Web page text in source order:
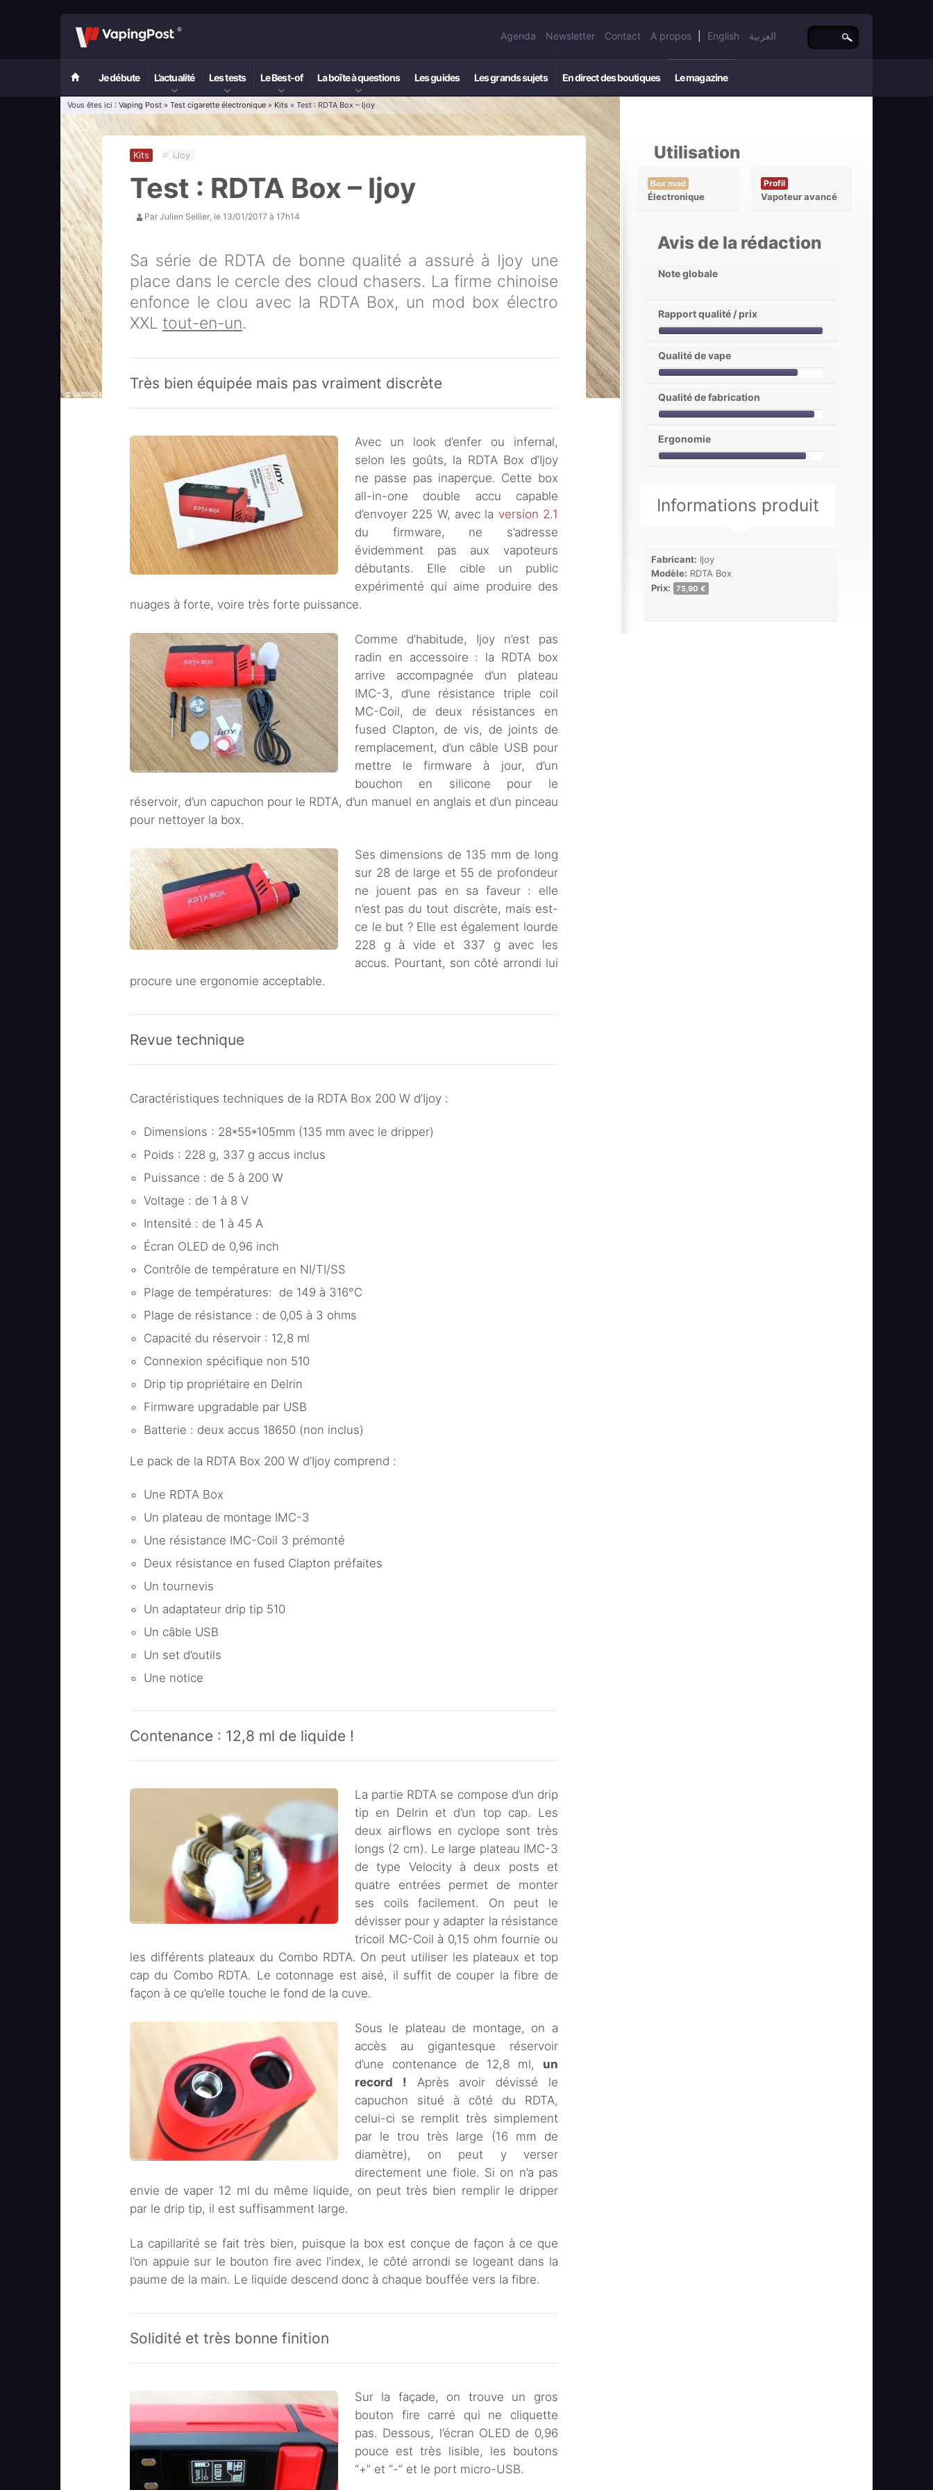
Agenda Newsletter Contact A propos English العربية
Je débute L’actualité Les tests Le Best-of La boîte à questions Les guides Les grands sujets En direct des boutiques Le magazine
Vous êtes ici : Vaping Post » Test cigarette électronique » Kits » Test : RDTA Box – Ijoy
Test : RDTA Box – Ijoy
Kits # iJoy
Par Julien Sellier, le 13/01/2017 à 17h14
Sa série de RDTA de bonne qualité a assuré à Ijoy une
place dans le cercle des cloud chasers. La firme chinoise
enfonce le clou avec la RDTA Box, un mod box électro
XXL tout-en-un.
Très bien équipée mais pas vraiment discrète
Avec un look d’enfer ou infernal,
selon les goûts, la RDTA Box d’Ijoy
ne passe pas inaperçue. Cette box
all-in-one double accu capable
d’envoyer 225 W, avec la version 2.1
du firmware, ne s’adresse
évidemment pas aux vapoteurs
débutants. Elle cible un public
expérimenté qui aime produire des
nuages à forte, voire très forte puissance.
Comme d’habitude, Ijoy n’est pas
radin en accessoire : la RDTA box
arrive accompagnée d’un plateau
IMC-3, d’une résistance triple coil
MC-Coil, de deux résistances en
fused Clapton, de vis, de joints de
remplacement, d’un câble USB pour
mettre le firmware à jour, d’un
bouchon en silicone pour le
réservoir, d’un capuchon pour le RDTA, d’un manuel en anglais et d’un pinceau
pour nettoyer la box.
Ses dimensions de 135 mm de long
sur 28 de large et 55 de profondeur
ne jouent pas en sa faveur : elle
n’est pas du tout discrète, mais est-
ce le but ? Elle est également lourde
228 g à vide et 337 g avec les
accus. Pourtant, son côté arrondi lui
procure une ergonomie acceptable.
Revue technique
Caractéristiques techniques de la RDTA Box 200 W d’Ijoy :
Dimensions : 28*55*105mm (135 mm avec le dripper)
Poids : 228 g, 337 g accus inclus
Puissance : de 5 à 200 W
Voltage : de 1 à 8 V
Intensité : de 1 à 45 A
Écran OLED de 0,96 inch
Contrôle de température en NI/TI/SS
Plage de températures: de 149 à 316°C
Plage de résistance : de 0,05 à 3 ohms
Capacité du réservoir : 12,8 ml
Connexion spécifique non 510
Drip tip propriétaire en Delrin
Firmware upgradable par USB
Batterie : deux accus 18650 (non inclus)
Le pack de la RDTA Box 200 W d’Ijoy comprend :
Une RDTA Box
Un plateau de montage IMC-3
Une résistance IMC-Coil 3 prémonté
Deux résistance en fused Clapton préfaites
Un tournevis
Un adaptateur drip tip 510
Un câble USB
Un set d’outils
Une notice
Contenance : 12,8 ml de liquide !
La partie RDTA se compose d’un drip
tip en Delrin et d’un top cap. Les
deux airflows en cyclope sont très
longs (2 cm). Le large plateau IMC-3
de type Velocity à deux posts et
quatre entrées permet de monter
ses coils facilement. On peut le
dévisser pour y adapter la résistance
tricoil MC-Coil à 0,15 ohm fournie ou
les différents plateaux du Combo RDTA. On peut utiliser les plateaux et top
cap du Combo RDTA. Le cotonnage est aisé, il suffit de couper la fibre de
façon à ce qu’elle touche le fond de la cuve.
Sous le plateau de montage, on a
accès au gigantesque réservoir
d’une contenance de 12,8 ml, un
record ! Après avoir dévissé le
capuchon situé à côté du RDTA,
celui-ci se remplit très simplement
par le trou très large (16 mm de
diamètre), on peut y verser
directement une fiole. Si on n’a pas
envie de vaper 12 ml du même liquide, on peut très bien remplir le dripper
par le drip tip, il est suffisamment large.
La capillarité se fait très bien, puisque la box est conçue de façon à ce que
l’on appuie sur le bouton fire avec l’index, le côté arrondi se logeant dans la
paume de la main. Le liquide descend donc à chaque bouffée vers la fibre.
Solidité et très bonne finition
Sur la façade, on trouve un gros
bouton fire carré qui ne cliquette
pas. Dessous, l’écran OLED de 0,96
pouce est très lisible, les boutons
“+” et “-” et le port micro-USB.
Utilisation
Box mod
Électronique
Profil
Vapoteur avancé
Avis de la rédaction
Note globale
Rapport qualité / prix
Qualité de vape
Qualité de fabrication
Ergonomie
Informations produit
Fabricant: Ijoy
Modèle: RDTA Box
Prix:
75,90 €